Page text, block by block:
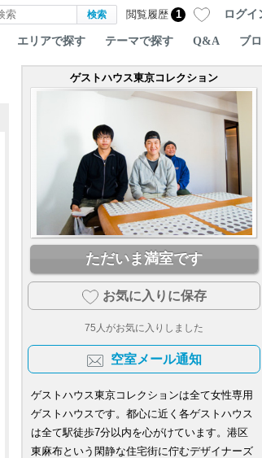
閲覧履歴 1 ログイ
エリアで探す テーマで探す Q&A ブ
ゲストハウス東京コレクション
ただいま満室です
お気に入りに保存
75 人がお気に入りしました
空室メール通知
ゲストハウス東京コレクションは全て女性専用
ゲストハウスです。都心に近く各ゲストハウス
は全て駅徒歩7分以内を心がけています。港区
東麻布という閑静な住宅街に佇むデザイナーズ